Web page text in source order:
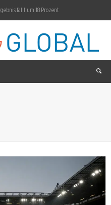
fällt um 18 Prozent
Auftragseingang
sieht Korrektur beendet
Auftragseingang H1